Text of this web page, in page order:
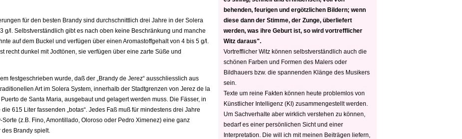
für den besten Brandy sind durchschnittlich drei Jahre in der Solera
g/l. Selbstverständlich gibt es nach oben keine Beschränkung und manche
auf dem Buckel und verfügen über einen Aromastoffgehalt von 4 bis 5 g/l.
recht dunkel mit Jodtönen, sie verfügen über eine zarte Süße und
festgeschrieben wurde, daß der „Brandy de Jerez“ ausschliesslich aus
Art im Solera System, innerhalb der Stadtgrenzen von Jerez de la
de Santa Maria, ausgebaut und gelagert werden muss. Die Fässer, in
615 Liter fassenden „botas“. Jedes Faß muß für mindestens drei Jahre
(z.B. Fino, Amontillado, Oloroso oder Pedro Ximenez) eine ganz
Brandy spielt.
behenden, feurigen und ergötzlichen Bildern; wenn
diese dann der Stimme, der Zunge, überliefert
werden, was ihre Geburt ist, so wird vortrefflicher
Witz daraus".
Vortrefflicher Witz können selbstverständlich auch die
schönen Farben und Formen des Malers oder
Bildhauers bzw. die spannenden Klänge des Musikers
sein.
Texte um reine Fakten können heute problemlos von
Künstlicher Intelligenz (KI) zusammengestellt werden.
Um Sachverhalte aber wirklich verstehen zu können,
bedarf es einer persönlichen Sicht und einer
Interpretation. Die will ich mit meinen Beiträgen liefern,